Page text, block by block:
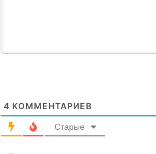
4 КОММЕНТАРИЕВ
Старые